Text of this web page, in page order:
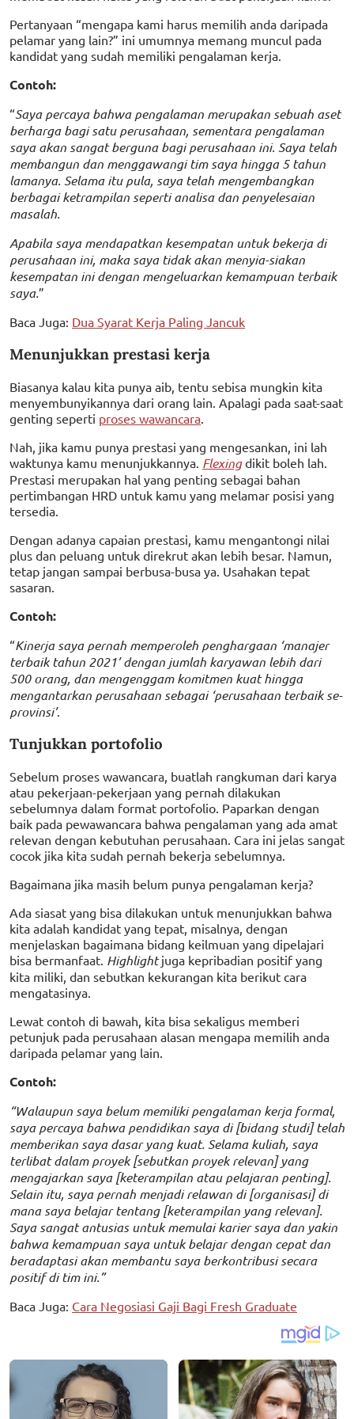
Pertanyaan “mengapa kami harus memilih anda daripada
pelamar yang lain?” ini umumnya memang muncul pada
kandidat yang sudah memiliki pengalaman kerja.
Contoh:
“Saya percaya bahwa pengalaman merupakan sebuah aset
berharga bagi satu perusahaan, sementara pengalaman
saya akan sangat berguna bagi perusahaan ini. Saya telah
membangun dan menggawangi tim saya hingga 5 tahun
lamanya. Selama itu pula, saya telah mengembangkan
berbagai ketrampilan seperti analisa dan penyelesaian
masalah.
Apabila saya mendapatkan kesempatan untuk bekerja di
perusahaan ini, maka saya tidak akan menyia-siakan
kesempatan ini dengan mengeluarkan kemampuan terbaik
saya.”
Baca Juga: Dua Syarat Kerja Paling Jancuk
Menunjukkan prestasi kerja
Biasanya kalau kita punya aib, tentu sebisa mungkin kita
menyembunyikannya dari orang lain. Apalagi pada saat-saat
genting seperti proses wawancara
Nah, jika kamu punya prestasi yang mengesankan, ini lah
waktunya kamu menunjukkannya. Flexingdikit boleh lah.
Prestasi merupakan hal yang penting sebagai bahan
pertimbangan HRD untuk kamu yang melamar posisi yang
tersedia.
Dengan adanya capaian prestasi, kamu mengantongi nilai
plus dan peluang untuk direkrut akan lebih besar. Namun,
tetap jangan sampai berbusa-busa ya. Usahakan tepat
sasaran.
Contoh:
“Kinerja saya pernah memperoleh penghargaan ‘manajer
terbaik tahun 2021’ dengan jumlah karyawan lebih dari
500 orang, dan mengenggam komitmen kuat hingga
mengantarkan perusahaan sebagai ‘perusahaan terbaik se-
provinsi’.
Tunjukkan portofolio
Sebelum proses wawancara, buatlah rangkuman dari karya
atau pekerjaan-pekerjaan yang pernah dilakukan
sebelumnya dalam format portofolio. Paparkan dengan
baik pada pewawancara bahwa pengalaman yang ada amat
relevan dengan kebutuhan perusahaan. Cara ini jelas sangat
cocok jika kita sudah pernah bekerja sebelumnya.
Bagaimana jika masih belum punya pengalaman kerja?
Ada siasat yang bisa dilakukan untuk menunjukkan bahwa
kita adalah kandidat yang tepat, misalnya, dengan
menjelaskan bagaimana bidang keilmuan yang dipelajari
bisa bermanfaat. Highlightjuga kepribadian positif yang
kita miliki, dan sebutkan kekurangan kita berikut cara
mengatasinya.
Lewat contoh di bawah, kita bisa sekaligus memberi
petunjuk pada perusahaan alasan mengapa memilih anda
daripada pelamar yang lain.
Contoh:
“Walaupun saya belum memiliki pengalaman kerja formal,
saya percaya bahwa pendidikan saya di [bidang studi] telah
memberikan saya dasar yang kuat. Selama kuliah, saya
terlibat dalam proyek [sebutkan proyek relevan] yang
mengajarkan saya [keterampilan atau pelajaran penting].
Selain itu, saya pernah menjadi relawan di [organisasi] di
mana saya belajar tentang [keterampilan yang relevan].
Saya sangat antusias untuk memulai karier saya dan yakin
bahwa kemampuan saya untuk belajar dengan cepat dan
beradaptasi akan membantu saya berkontribusi secara
positif di tim ini.”
Baca Juga: Cara Negosiasi Gaji Bagi Fresh Graduate